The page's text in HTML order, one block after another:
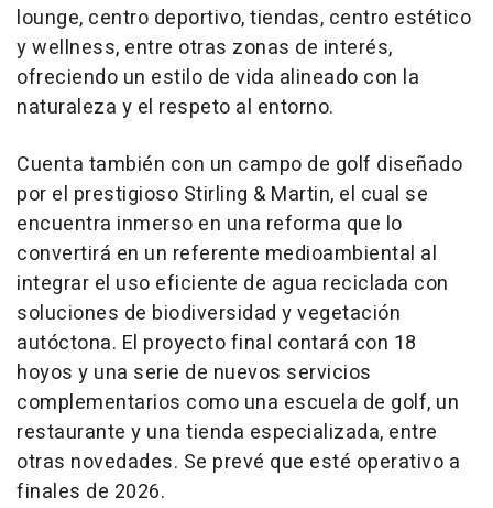
lounge, centro deportivo, tiendas, centro estético
y wellness, entre otras zonas de interés,
ofreciendo un estilo de vida alineado con la
naturaleza y el respeto al entorno.
Cuenta también con un campo de golf diseñado
por el prestigioso Stirling & Martin, el cual se
encuentra inmerso en una reforma que lo
convertirá en un referente medioambiental al
integrar el uso eficiente de agua reciclada con
soluciones de biodiversidad y vegetación
autóctona. El proyecto final contará con 18
hoyos y una serie de nuevos servicios
complementarios como una escuela de golf, un
restaurante y una tienda especializada, entre
otras novedades. Se prevé que esté operativo a
finales de 2026.